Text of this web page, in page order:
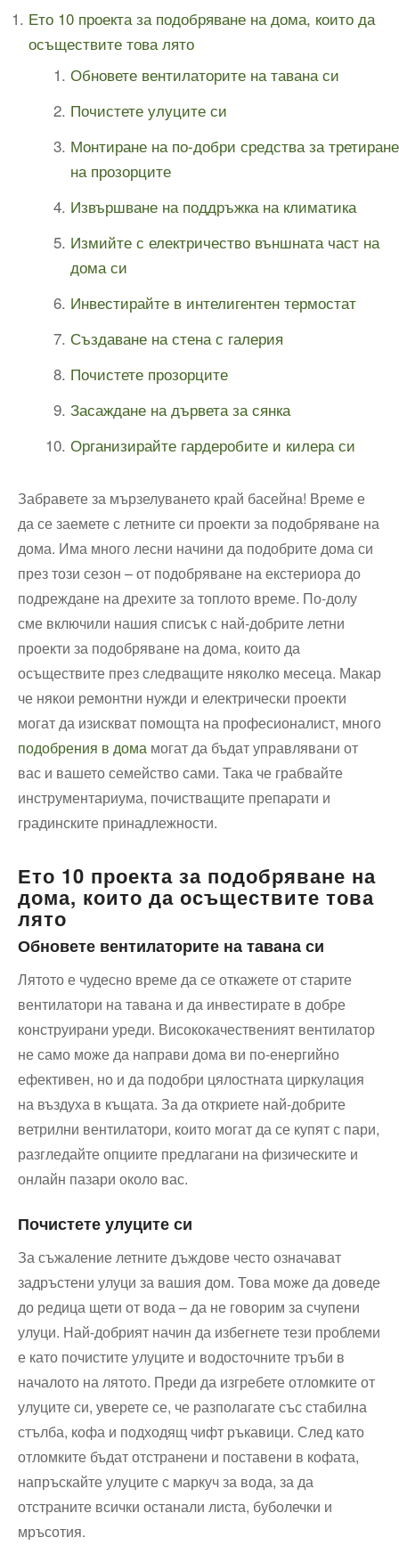
Ето 10 проекта за подобряване на дома, които да
осъществите това лято
Обновете вентилаторите на тавана си
Почистете улуците си
Монтиране на по-добри средства за третиране
на прозорците
Извършване на поддръжка на климатика
Измийте с електричество външната част на
дома си
Инвестирайте в интелигентен термостат
Създаване на стена с галерия
Почистете прозорците
Засаждане на дървета за сянка
Организирайте гардеробите и килера си
Забравете за мързелуването край басейна! Време е
да се заемете с летните си проекти за подобряване на
дома. Има много лесни начини да подобрите дома си
през този сезон – от подобряване на екстериора до
подреждане на дрехите за топлото време. По-долу
сме включили нашия списък с най-добрите летни
проекти за подобряване на дома, които да
осъществите през следващите няколко месеца. Макар
че някои ремонтни нужди и електрически проекти
могат да изискват помощта на професионалист, много
подобрения в дома могат да бъдат управлявани от
вас и вашето семейство сами. Така че грабвайте
инструментариума, почистващите препарати и
градинските принадлежности.
Ето 10 проекта за подобряване на
дома, които да осъществите това
лято
Обновете вентилаторите на тавана си
Лятото е чудесно време да се откажете от старите
вентилатори на тавана и да инвестирате в добре
конструирани уреди. Висококачественият вентилатор
не само може да направи дома ви по-енергийно
ефективен, но и да подобри цялостната циркулация
на въздуха в къщата. За да откриете най-добрите
ветрилни вентилатори, които могат да се купят с пари,
разгледайте опциите предлагани на физическите и
онлайн пазари около вас.
Почистете улуците си
За съжаление летните дъждове често означават
задръстени улуци за вашия дом. Това може да доведе
до редица щети от вода – да не говорим за счупени
улуци. Най-добрият начин да избегнете тези проблеми
е като почистите улуците и водосточните тръби в
началото на лятото. Преди да изгребете отломките от
улуците си, уверете се, че разполагате със стабилна
стълба, кофа и подходящ чифт ръкавици. След като
отломките бъдат отстранени и поставени в кофата,
напръскайте улуците с маркуч за вода, за да
отстраните всички останали листа, буболечки и
мръсотия.